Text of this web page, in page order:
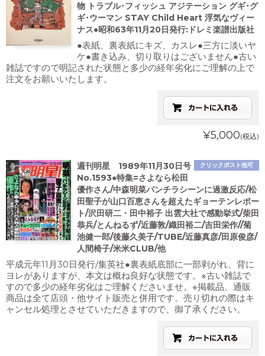
物 トラブル･フィッシュ アジテーション グギ･グ
ギ･ウーマン STAY Child Heart 浮気なヴィー
ナス●昭和63年11月20日発行:ドレミ楽譜出版社
●表紙、裏表紙にキズ、カスレ●三方に淡いヤ
ケ●書き込み、切り取りはございません●古い
雑誌ですので明記された状態と多少の経年劣化にご理解の上で
注文をお願いいたします。
¥5,000(税込)
クリックポスト他可
週刊明星 1989年11月30日号
No.1593●特集=さよなら松田
優作さん/中森明菜パンチラシーンに過激反応/松
田聖子が山口百恵さんを超えたギョーテンレポー
ト/沢田研二・田中裕子 出雲大社で感動挙式/柴田
恭兵/とんねるず/近藤敦/織田裕二/吉田栄作//菊
池健一郎/後藤久美子/TUBE/近藤真彦/田原俊彦/
人間椅子/米米CLUB/他
平成元年11月30日発行/集英社●裏表紙底部に一部剥がれ、背に
ヨレがありますが、本文は概ね良好な状態です。※古い雑誌で
すので多少の経年劣化はご理解くださいませ。※掲載品、通販
商品は全て店頭・他サイト販売と併用です。売り切れの際はキ
ャンセル処理とさせていただきますので、御了承ください。